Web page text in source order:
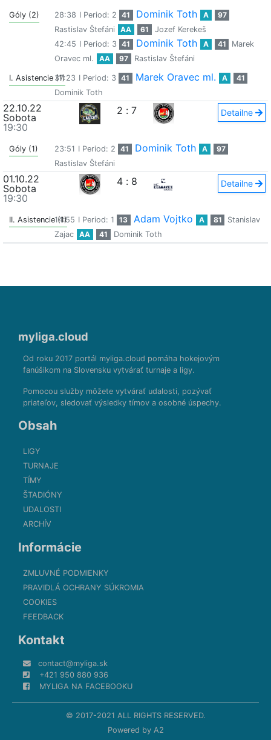
Góly (2) 28:38 I Period: 2 41 Dominik Toth A
97
Rastislav Štefáni
AA 61
Jozef Kerekeš
42:45 I Period: 3 41 Dominik Toth A 41
Marek
Oravec ml.
AA 97 Rastislav Štefáni
I. Asistencie (1)37:23 I Period: 3 41 Marek Oravec ml. A
41
Dominik Toth
22.10.22
Sobota
19:30
2 : 7 Detailne
Góly (1) 23:51 I Period: 2 41 Dominik Toth A
97
Rastislav Štefáni
01.10.22
Sobota
19:30
4 : 8 Detailne
II. Asistencie (1)
14:55 I Period: 1 13 Adam Vojtko A 81
Stanislav
Zajac
AA 41 Dominik Toth
myliga.cloud
Od roku 2017 portál myliga.cloud pomáha hokejovým
fanúšikom na Slovensku vytvárať turnaje a ligy.
Pomocou služby môžete vytvárať udalosti, pozývať
priateľov, sledovať výsledky tímov a osobné úspechy.
Obsah
LIGY
TURNAJE
TÍMY
ŠTADIÓNY
UDALOSTI
ARCHÍV
Informácie
ZMLUVNÉ PODMIENKY
PRAVIDLÁ OCHRANY SÚKROMIA
COOKIES
FEEDBACK
Kontakt
contact@myliga.sk
+421 950 880 936
MYLIGA NA FACEBOOKU
© 2017-2021 ALL RIGHTS RESERVED.
Powered by A2